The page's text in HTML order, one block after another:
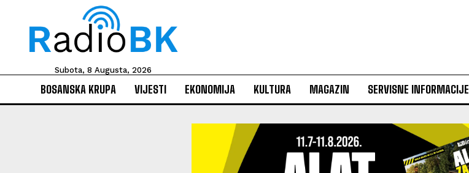
Subota, 8 Augusta, 2026
BOSANSKA KRUPA VIJESTI EKONOMIJA KULTURA MAGAZIN SERVISNE INFORMACIJE